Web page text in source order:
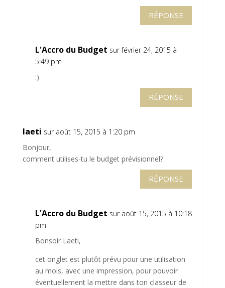
RÉPONSE
L'Accro du Budget sur février 24, 2015 à
5:49 pm
:)
RÉPONSE
laeti sur août 15, 2015 à 1:20 pm
Bonjour,
comment utilises-tu le budget prévisionnel?
RÉPONSE
L'Accro du Budget sur août 15, 2015 à 10:18
pm
Bonsoir Laeti,
cet onglet est plutôt prévu pour une utilisation
au mois, avec une impression, pour pouvoir
éventuellement la mettre dans ton classeur de